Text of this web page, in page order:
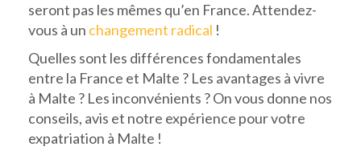
seront pas les mêmes qu’en France. Attendez-
vous à un changement radical !
Quelles sont les différences fondamentales
entre la France et Malte ? Les avantages à vivre
à Malte ? Les inconvénients ? On vous donne nos
conseils, avis et notre expérience pour votre
expatriation à Malte !